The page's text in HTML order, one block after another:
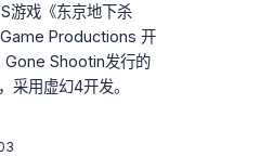
游戏《东京地下杀
Productions 开
Gone Shootin发行的
采用虚幻4开发。